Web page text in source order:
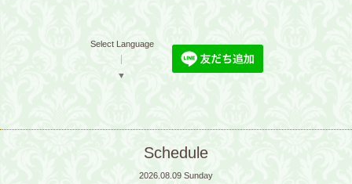
Select Language
▼
Schedule
2026.08.09 Sunday